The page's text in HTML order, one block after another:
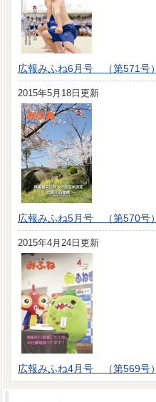
広報みふね6月号 （第571号）
2015年5月18日更新
広報みふね5月号 （第570号）
2015年4月24日更新
広報みふね4月号 （第569号）